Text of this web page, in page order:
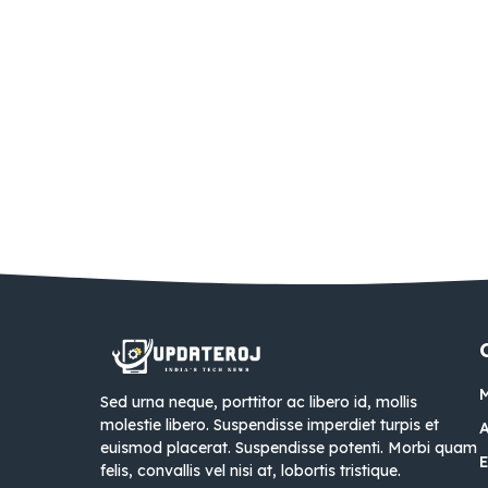
Sed urna neque, porttitor ac libero id, mollis
molestie libero. Suspendisse imperdiet turpis et
euismod placerat. Suspendisse potenti. Morbi quam
felis, convallis vel nisi at, lobortis tristique.